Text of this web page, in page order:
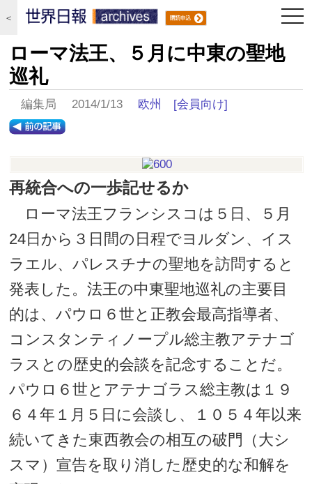
＜
ローマ法王、５月に中東の聖地
巡礼
編集局 2014/1/13 欧州 [会員向け]
再統合への一歩記せるか
ローマ法王フランシスコは５日、５月
24日から３日間の日程でヨルダン、イス
ラエル、パレスチナの聖地を訪問すると
発表した。法王の中東聖地巡礼の主要目
的は、パウロ６世と正教会最高指導者、
コンスタンティノープル総主教アテナゴ
ラスとの歴史的会談を記念することだ。
パウロ６世とアテナゴラス総主教は１９
６４年１月５日に会談し、１０５４年以来
続いてきた東西教会の相互の破門（大シ
スマ）宣告を取り消した歴史的な和解を